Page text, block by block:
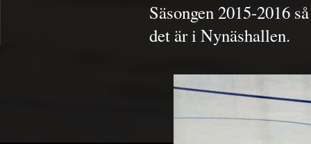
Säsongen 2015-2016
det är i Nynäshallen.